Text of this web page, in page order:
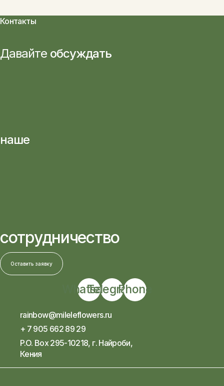
Контакты
Давайте обсуждать
наше
сотрудничество
Оставить заявку
Whatsapp
Telegram
Phone
rainbow@mileleflowers.ru
+ 7 905 662 89 29
P.O. Box 295-10218, г. Найроби,
Кения